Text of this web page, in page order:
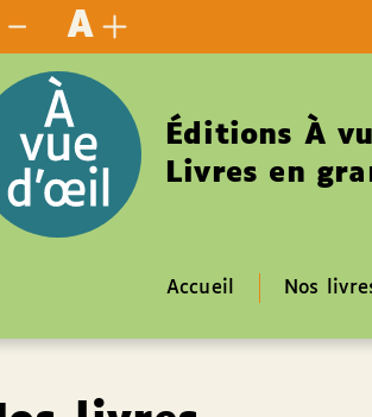
A
Éditions À
Livres en
Accueil Nos
des cookies